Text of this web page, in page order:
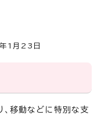
1月23日
、移動などに特別な支